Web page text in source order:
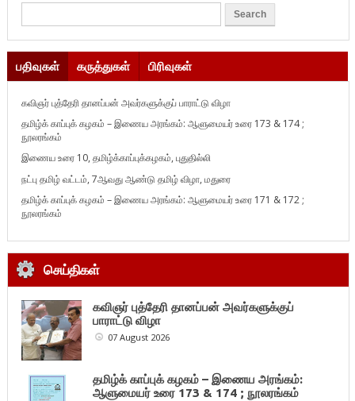
பதிவுகள் கருத்துகள் பிரிவுகள்
கவிஞர் புத்தேரி தானப்பன் அவர்களுக்குப் பாராட்டு விழா
தமிழ்க் காப்புக் கழகம் – இணைய அரங்கம்: ஆளுமையர் உரை 173 & 174 ;
நூலரங்கம்
இணைய உரை 10, தமிழ்க்காப்புக்கழகம், புதுதில்லி
நட்பு தமிழ் வட்டம், 7ஆவது ஆண்டு தமிழ் விழா, மதுரை
தமிழ்க் காப்புக் கழகம் – இணைய அரங்கம்: ஆளுமையர் உரை 171 & 172 ;
நூலரங்கம்
செய்திகள்
கவிஞர் புத்தேரி தானப்பன் அவர்களுக்குப்
பாராட்டு விழா
07 August 2026
தமிழ்க் காப்புக் கழகம் – இணைய அரங்கம்:
ஆளுமையர் உரை 173 & 174 ; நூலரங்கம்